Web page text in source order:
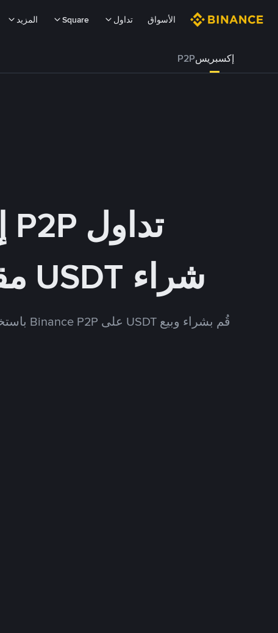
الأسواق تداول Square المزيد
إكسبريسP2P
تداول P2P إكسبريس
شراء USDT مقابل USD
قُم بشراء وبيع USDT على Binance P2P باستخدام العديد من طرق الدفع